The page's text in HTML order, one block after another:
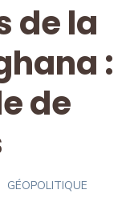
de la
:
de
GÉOPOLITIQUE